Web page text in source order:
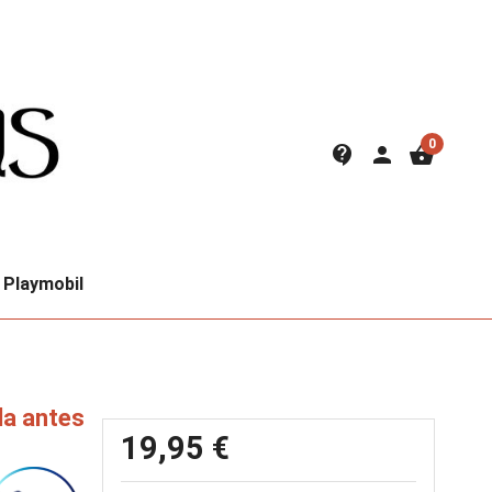
contact_support person shopping_basket0
Playmobil
antes
19,95 €